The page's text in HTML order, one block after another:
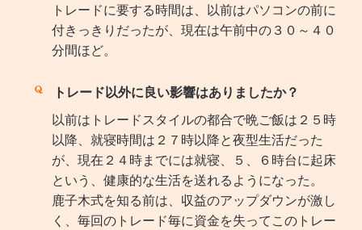
トレードに要する時間は、以前はパソコンの前に
付きっきりだったが、現在は午前中の３０～４０
分間ほど。
トレード以外に良い影響はありましたか？
以前はトレードスタイルの都合で晩ご飯は２５時
以降、就寝時間は２７時以降と夜型生活だった
が、現在２４時までには就寝、５、６時台に起床
という、健康的な生活を送れるようになった。
鹿子木式を知る前は、収益のアップダウンが激し
く、毎回のトレード毎に資金を失ってこのトレー